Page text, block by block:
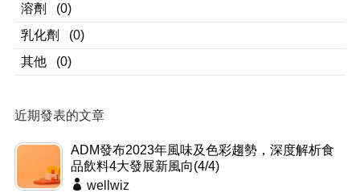
溶劑
(0)
乳化劑
(0)
其他
(0)
近期發表的文章
ADM發布2023年風味及色彩趨勢，深度解析食
品飲料4大發展新風向(4/4)
wellwiz